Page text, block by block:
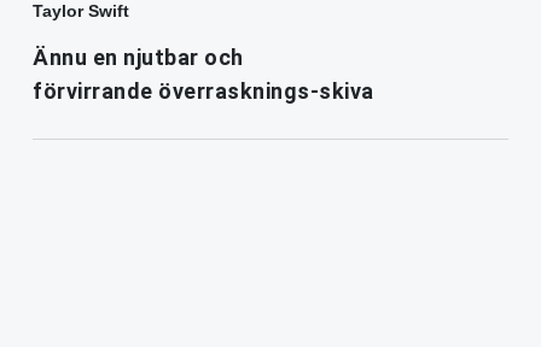
Taylor Swift
Ännu en njutbar och
förvirrande överrasknings-skiva